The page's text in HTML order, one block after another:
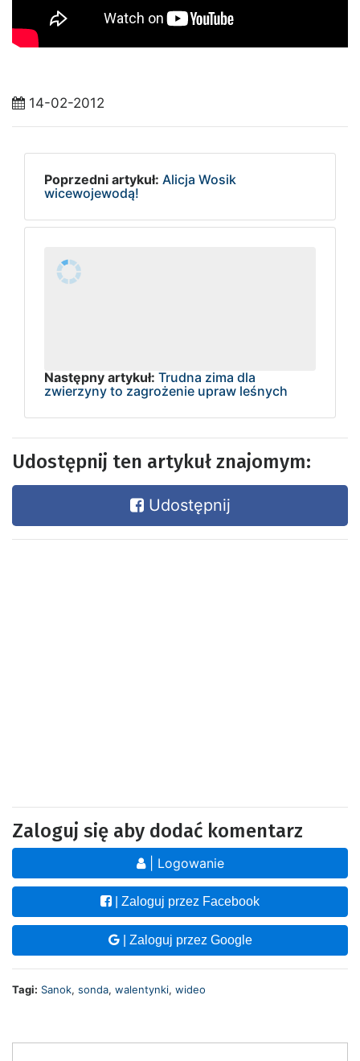
14-02-2012
Poprzedni artykuł: Alicja Wosik
wicewojewodą!
Następny artykuł: Trudna zima dla
zwierzyny to zagrożenie upraw leśnych
Udostępnij ten artykuł znajomym:
Udostępnij
Zaloguj się aby dodać komentarz
| Logowanie
| Zaloguj przez Facebook
| Zaloguj przez Google
Tagi: Sanok, sonda, walentynki, wideo